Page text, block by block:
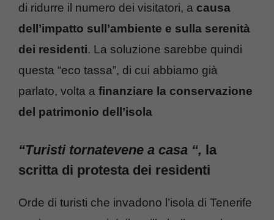
di ridurre il numero dei visitatori, a causa
dell’impatto sull’ambiente e sulla serenità
dei residenti. La soluzione sarebbe quindi
questa “eco tassa”, di cui abbiamo già
parlato, volta a finanziare la conservazione
del patrimonio dell’isola
“Turisti tornatevene a casa “, la
scritta di protesta dei residenti
Orde di turisti che invadono l’isola di Tenerife